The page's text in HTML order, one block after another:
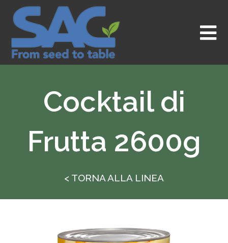
contenuto
Cocktail di
Frutta 2600g
< TORNA ALLA LINEA